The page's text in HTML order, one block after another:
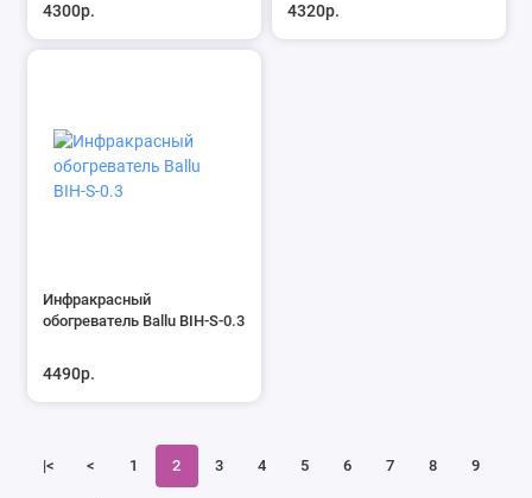
4300р. 4320р.
Инфракрасный
обогреватель Ballu BIH-S-0.3
4490р.
|< < 1 2 3 4 5 6 7 8 9